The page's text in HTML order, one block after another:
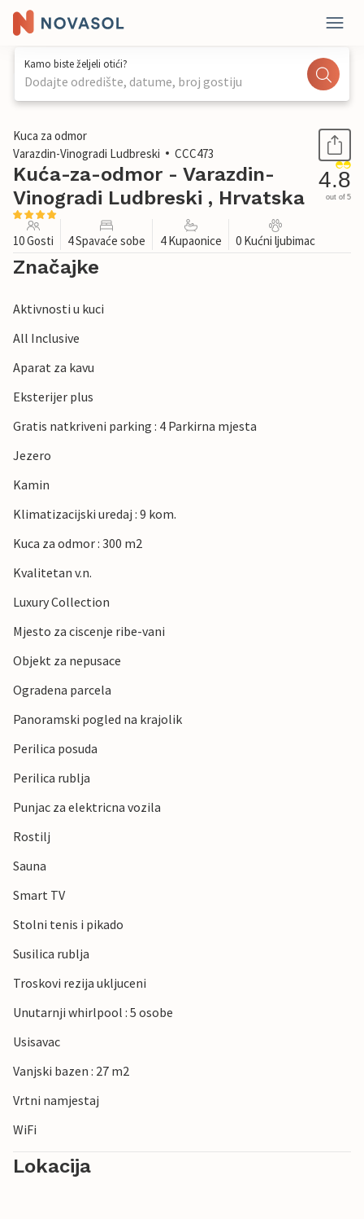
Kamo biste željeli otići?
Dodajte odredište, datume, broj gostiju
1 / 65
Kuca za odmor
Varazdin-Vinogradi Ludbreski
CCC473
Kuća-za-odmor - Varazdin-
Vinogradi Ludbreski , Hrvatska
4.8
out of 5
10 Gosti 4 Spavaće sobe 4 Kupaonice 0 Kućni ljubimac
Značajke
Aktivnosti u kuci
All Inclusive
Aparat za kavu
Eksterijer plus
Gratis natkriveni parking : 4 Parkirna mjesta
Jezero
Kamin
Klimatizacijski uredaj : 9 kom.
Kuca za odmor : 300 m2
Kvalitetan v.n.
Luxury Collection
Mjesto za ciscenje ribe-vani
Objekt za nepusace
Ogradena parcela
Panoramski pogled na krajolik
Perilica posuda
Perilica rublja
Punjac za elektricna vozila
Rostilj
Sauna
Smart TV
Stolni tenis i pikado
Susilica rublja
Troskovi rezija ukljuceni
Unutarnji whirlpool : 5 osobe
Usisavac
Vanjski bazen : 27 m2
Vrtni namjestaj
WiFi
Lokacija